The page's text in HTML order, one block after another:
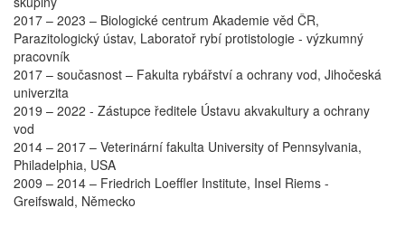
2017 – 2023 – Biologické centrum Akademie věd ČR,
Parazitologický ústav, Laboratoř rybí protistologie - výzkumný
pracovník
2017 – současnost – Fakulta rybářství a ochrany vod, Jihočeská
univerzita
2019 – 2022 - Zástupce ředitele Ústavu akvakultury a ochrany
vod
2014 – 2017 – Veterinární fakulta University of Pennsylvania,
Philadelphia, USA
2009 – 2014 – Friedrich Loeffler Institute, Insel Riems -
Greifswald, Německo